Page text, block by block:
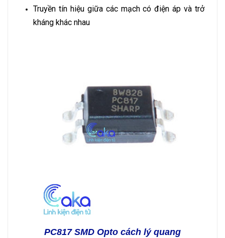
Truyền tín hiệu giữa các mạch có điện áp và trở
kháng khác nhau
PC817 SMD Opto cách lý quang